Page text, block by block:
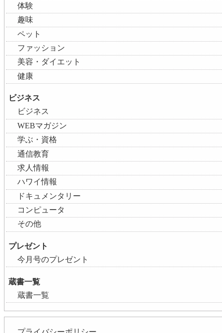
体験
趣味
ペット
ファッション
美容・ダイエット
健康
ビジネス
ビジネス
WEBマガジン
学ぶ・資格
通信教育
求人情報
ハワイ情報
ドキュメンタリー
コンピュータ
その他
プレゼント
今月号のプレゼント
蔵書一覧
蔵書一覧